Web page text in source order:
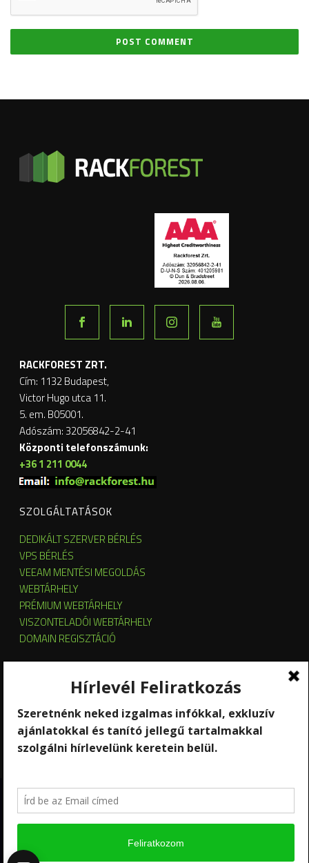
RACKFOREST ZRT.
Cím: 1132 Budapest,
Victor Hugo utca 11.
5. em. B05001.
Adószám: 32056842-2-41
Központi telefonszámunk:
+36 1 211 0044
SZOLGÁLTATÁSOK
DEDIKÁLT SZERVER BÉRLÉS
VPS BÉRLÉS
VEEAM MENTÉSI MEGOLDÁS
WEBTÁRHELY
PRÉMIUM WEBTÁRHELY
VISZONTELADÓI WEBTÁRHELY
DOMAIN REGISZTÁCIÓ
SZERVER ÜZEMELTETÉS
SZOFTVERBÉRLÉS
STREAMING
Copyright 2026 © RackForest
Szolgáltatások
Kapcsolat